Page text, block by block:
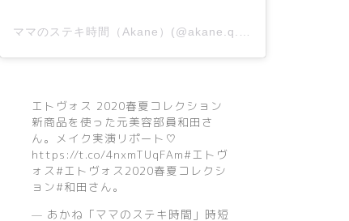
ママのステキ時間（Akane）(@akane.q.n_x.p)がシェアした投稿
エトヴォス 2020春夏コレクション
新商品を使った元美容部員和田さ
ん。メイク実演リポート♡
https://t.co/4nxmTUqFAm#エトヴ
ォス #エトヴォス2020春夏コレクシ
ョン#和田さん。
— あかね「ママのステキ時間」時短